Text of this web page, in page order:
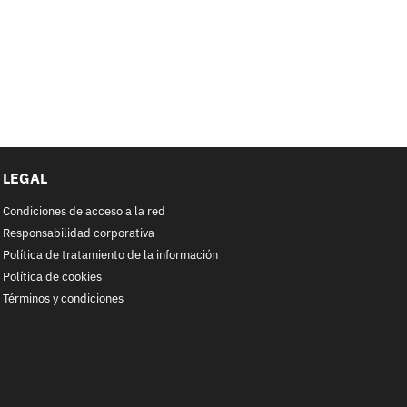
LEGAL
Condiciones de acceso a la red
Responsabilidad corporativa
Política de tratamiento de la información
Política de cookies
Términos y condiciones